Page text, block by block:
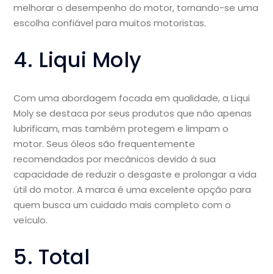
melhorar o desempenho do motor, tornando-se uma
escolha confiável para muitos motoristas.
4. Liqui Moly
Com uma abordagem focada em qualidade, a Liqui
Moly se destaca por seus produtos que não apenas
lubrificam, mas também protegem e limpam o
motor. Seus óleos são frequentemente
recomendados por mecânicos devido à sua
capacidade de reduzir o desgaste e prolongar a vida
útil do motor. A marca é uma excelente opção para
quem busca um cuidado mais completo com o
veículo.
5. Total